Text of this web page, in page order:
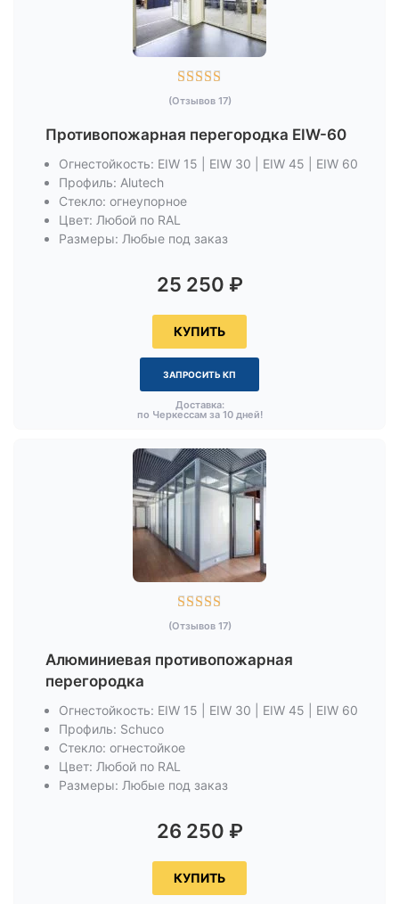

(Отзывов 17)
Противопожарная перегородка EIW-60
Огнестойкость: EIW 15 | EIW 30 | EIW 45 | EIW 60
Профиль: Alutech
Стекло: огнеупорное
Цвет: Любой по RAL
Размеры: Любые под заказ
25 250 ₽
КУПИТЬ
ЗАПРОСИТЬ КП
Доставка:
по Черкессам за 10 дней!

(Отзывов 17)
Алюминиевая противопожарная
перегородка
Огнестойкость: EIW 15 | EIW 30 | EIW 45 | EIW 60
Профиль: Schuco
Стекло: огнестойкое
Цвет: Любой по RAL
Размеры: Любые под заказ
26 250 ₽
КУПИТЬ